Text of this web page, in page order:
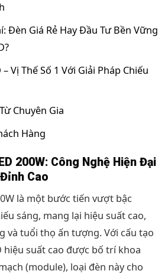
Đèn Giá Rẻ Hay Đầu Tư Bền Vững
Vị Thế Số 1 Với Giải Pháp Chiếu
Chuyên Gia
Hàng
200W: Công Nghệ Hiện Đại
Cao
là một bước tiến vượt bậc
sáng, mang lại hiệu suất cao,
và tuổi thọ ấn tượng. Với cấu tạo
hiệu suất cao được bố trí khoa
(module), loại đèn này cho